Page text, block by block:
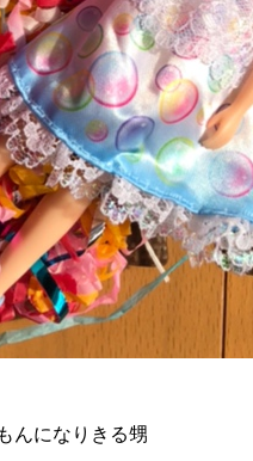
んになりきる甥